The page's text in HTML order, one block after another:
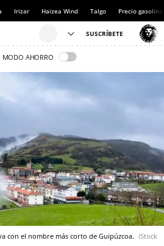
Irizar Haizea Wind Talgo Precio gasolina
MODO AHORRO
con el nombre más corto de Guipúzcoa. iStock